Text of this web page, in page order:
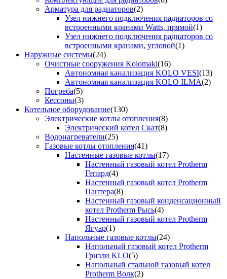
Арматура для радиаторов(2)
Узел нижнего подключения радиаторов со
встроенными кранами Watts, прямой(1)
Узел нижнего подключения радиаторов со
встроенными кранами, угловой(1)
Наружные системы(24)
Очистные сооружения Kolomaki(16)
Автономная канализация KOLO VESI(13)
Автономная канализация KOLO ILMA(2)
Погреба(5)
Кессоны(3)
Котельное оборудование(130)
Электрические котлы отопления(8)
Электрический котел Скат(8)
Водонагреватели(25)
Газовые котлы отопления(41)
Настенные газовые котлы(17)
Настенный газовый котел Protherm
Гепард(4)
Настенный газовый котел Protherm
Пантера(8)
Настенный газовый конденсационный
котел Protherm Рысь(4)
Настенный газовый котел Protherm
Ягуар(1)
Напольные газовые котлы(24)
Напольный газовый котел Protherm
Гризли KLO(5)
Напольный стальной газовый котел
Protherm Волк(2)